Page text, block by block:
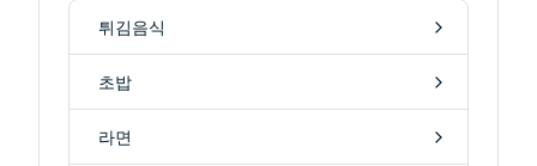
튀김음식
초밥
라면